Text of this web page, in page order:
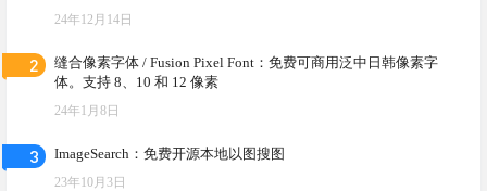
24年12月14日
2
缝合像素字体 / Fusion Pixel Font：免费可商用泛中日韩像素字
体。支持 8、10 和 12 像素
24年1月8日
3 ImageSearch：免费开源本地以图搜图
23年10月3日